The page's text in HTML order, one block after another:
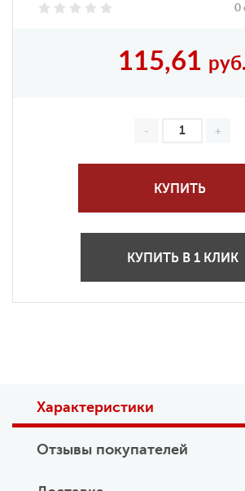
0
115,61 руб.
КУПИТЬ
КУПИТЬ В 1 КЛИК
Характеристики
Отзывы покупателей